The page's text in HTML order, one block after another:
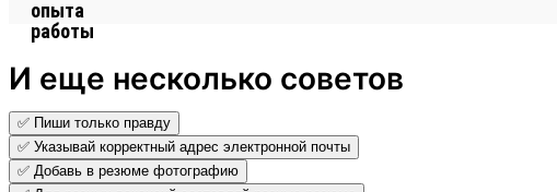
И еще несколько советов
✅ Пиши только правду
✅ Указывай корректный адрес электронной почты
✅ Добавь в резюме фотографию